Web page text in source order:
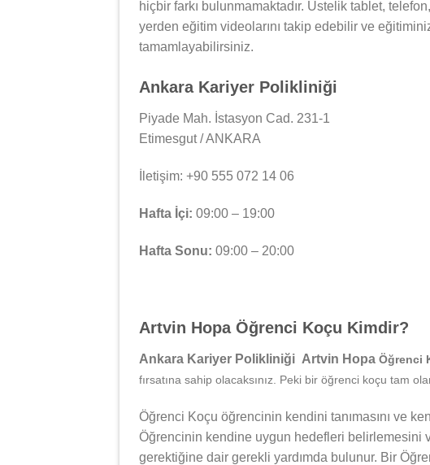
hiçbir farkı bulunmamaktadır. Üstelik tablet,
yerden eğitim videolarını takip edebilir ve
tamamlayabilirsiniz.
Ankara Kariyer Polikliniği
Piyade Mah. İstasyon Cad. 231-1
Etimesgut / ANKARA
İletişim: +90 555 072 14 06
Hafta İçi: 09:00 – 19:00
Hafta Sonu: 09:00 – 20:00
Artvin Hopa Öğrenci Koçu Kimdir?
Ankara Kariyer Polikliniği Artvin Hopa Öğrenci
fırsatına sahip olacaksınız. Peki bir öğrenci koçu tam
Öğrenci Koçu öğrencinin kendini tanımasını ve
Öğrencinin kendine uygun hedefleri belirlemesini
gerektiğine dair gerekli yardımda bulunur. Bir